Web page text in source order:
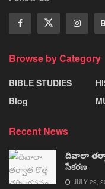
Browse by Category
BIBLE STUDIES
Blog
Recent News
దివాలా
సేకరణ
JULY 29,